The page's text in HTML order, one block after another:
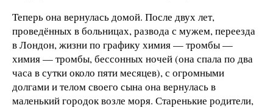
Теперь она вернулась домой. После двух лет,
проведённых в больницах, развода с мужем, переезда
в Лондон, жизни по графику химия — тромбы —
химия — тромбы, бессонных ночей (она спала по два
часа в сутки около пяти месяцев), с огромными
долгами и телом своего сына она вернулась в
маленький городок возле моря. Старенькие родители,